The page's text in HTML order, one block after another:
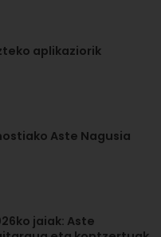
aplikaziorik
Aste Nagusia
jaiak: Aste